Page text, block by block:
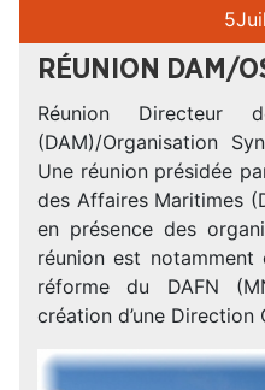
5
RÉUNION DAM/
Réunion Directeur
(DAM)/Organisation
Une réunion présidée
des Affaires Maritimes
en présence des
réunion est
réforme du DAFN
création d’une Direction